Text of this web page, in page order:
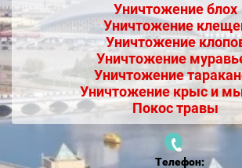
Уничтожение блох
Уничтожение
Уничтожение
Уничтожение
Уничтожение
Уничтожение крыс и
Покос травы
Телефон: